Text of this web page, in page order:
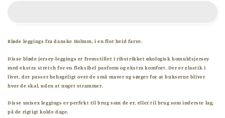
Bløde leggings fra danske Holmm, i en flot hvid farve.
Disse bløde jersey-leggings er fremstillet i ribstrikket økologisk bomuldsjersey
med ekstra stretch for en fleksibel pasform og ekstra komfort. Der er elastik i
livet, der passer behageligt over de små maver og sørger for at bukserne bliver
hvor de skal, uden at noget strammer.
Disse unisex leggings er perfekt til brug som de er, eller til brug som inderste lag,
på de rigtigt kolde dage.